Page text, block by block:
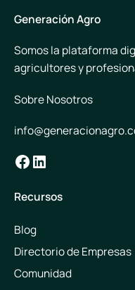
Generación Agro
Somos la plataforma
agricultores y
Sobre Nosotros
Facebook
LinkedIn
Recursos
Blog
Directorio de Empresas
Comunidad